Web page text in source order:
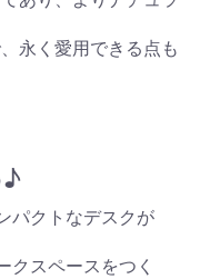
永く愛用できる点も
♪
パクトなデスクが
クスペースをつく